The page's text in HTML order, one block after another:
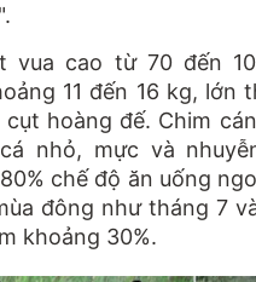
vua cao từ 70 đến
11 đến 16 kg, lớn
cụt hoàng đế. Chim
nhỏ, mực và
chế độ ăn uống
đông như tháng 7
khoảng 30%.